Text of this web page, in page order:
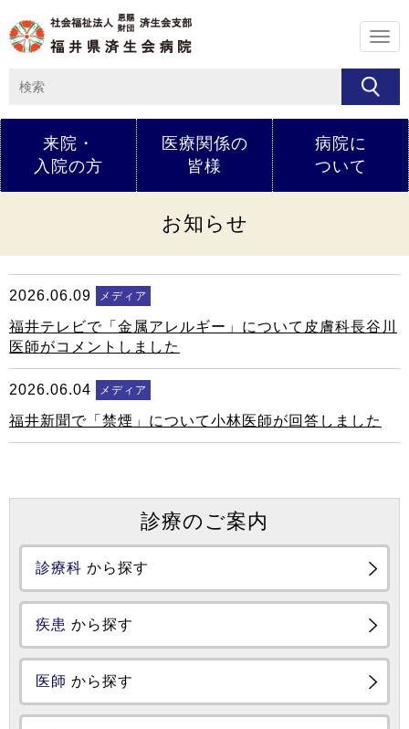
メ
ニ
ュ
来院・
入院の方
医療関係の
皆様
病院に
ついて
お知らせ
2026.06.09 メディア
福井テレビで「金属アレルギー」について皮膚科長谷川
医師がコメントしました
2026.06.04 メディア
福井新聞で「禁煙」について小林医師が回答しました
診療のご案内
診療科 から探す
疾患 から探す
医師 から探す